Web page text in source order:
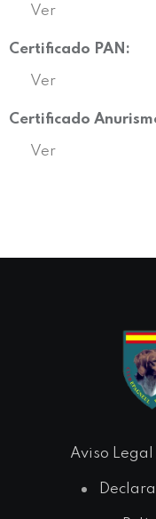
Ver
Certificado PAN:
Ver
Certificado
Ver
Aviso Legal